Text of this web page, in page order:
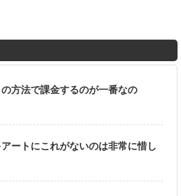
の方法で課金するのが一番なの
アートにこれがないのは非常に惜し